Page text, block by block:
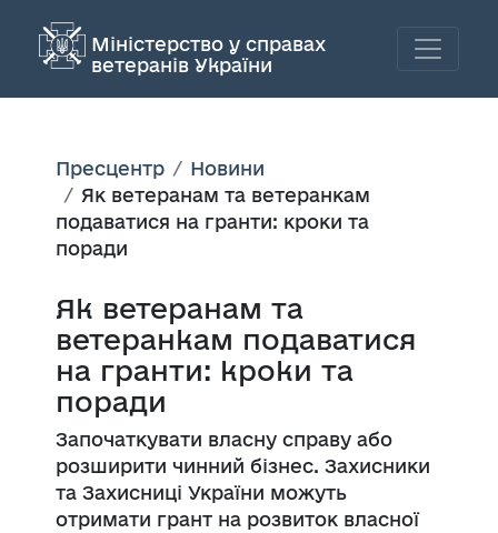
Міністерство у справах
ветеранів України
Пресцентр
Новини
Як ветеранам та ветеранкам
подаватися на гранти: кроки та
поради
Як ветеранам та
ветеранкам подаватися
на гранти: кроки та
поради
Започаткувати власну справу або
розширити чинний бізнес. Захисники
та Захисниці України можуть
отримати грант на розвиток власної